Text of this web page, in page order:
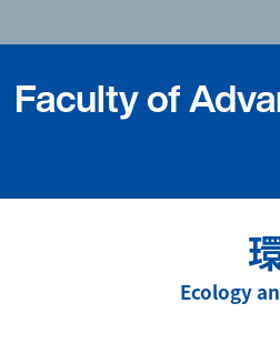
Faculty of
Ecology